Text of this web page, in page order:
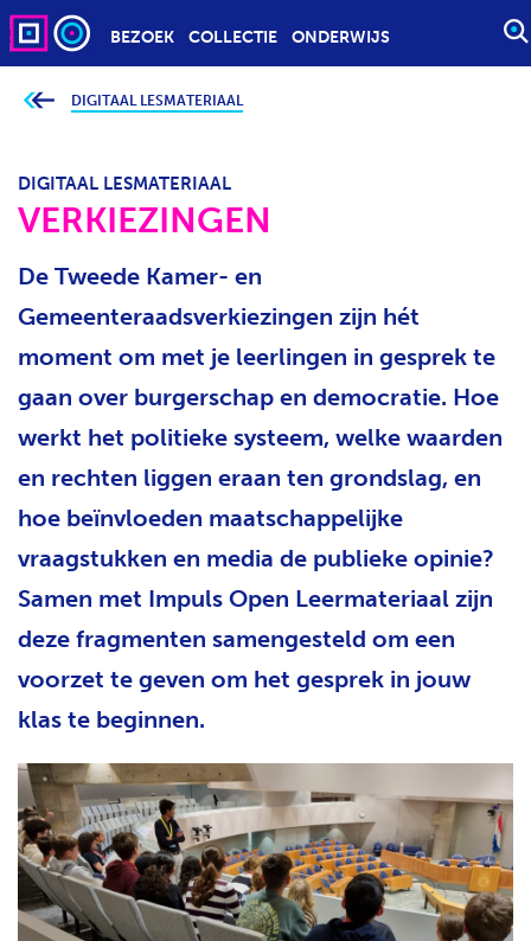
BEZOEK COLLECTIE ONDERWIJS
S
T
D
J
v
i
n
d
e
h
e
:
DIGITAAL LESMATERIAAL
DIGITAAL LESMATERIAAL
VERKIEZINGEN
De Tweede Kamer- en
Gemeenteraadsverkiezingen zijn hét
moment om met je leerlingen in gesprek te
gaan over burgerschap en democratie. Hoe
werkt het politieke systeem, welke waarden
en rechten liggen eraan ten grondslag, en
hoe beïnvloeden maatschappelijke
vraagstukken en media de publieke opinie?
Samen met Impuls Open Leermateriaal zijn
deze fragmenten samengesteld om een
voorzet te geven om het gesprek in jouw
klas te beginnen.